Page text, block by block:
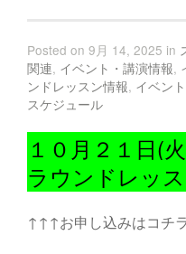
Posted on 9月 14, 2025 in
関連, イベント・講演情報,
ンドレッスン情報, イベン
スケジュール
１０月２１日(
ラウンドレッ
↑↑↑お申し込みはコチ